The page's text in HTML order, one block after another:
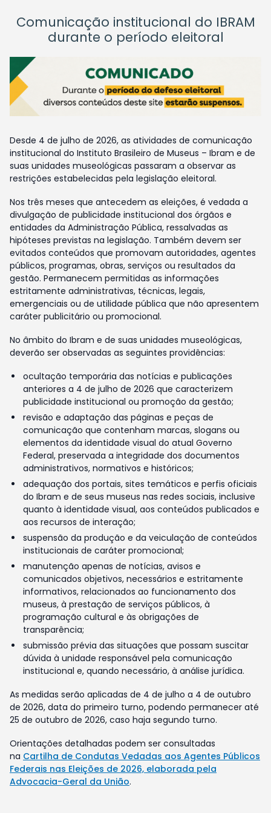
Comunicação institucional do IBRAM
durante o período eleitoral
Desde 4 de julho de 2026, as atividades de comunicação
institucional do Instituto Brasileiro de Museus – Ibram e de
suas unidades museológicas passaram a observar as
restrições estabelecidas pela legislação eleitoral.
Nos três meses que antecedem as eleições, é vedada a
divulgação de publicidade institucional dos órgãos e
entidades da Administração Pública, ressalvadas as
hipóteses previstas na legislação. Também devem ser
evitados conteúdos que promovam autoridades, agentes
públicos, programas, obras, serviços ou resultados da
gestão. Permanecem permitidas as informações
estritamente administrativas, técnicas, legais,
emergenciais ou de utilidade pública que não apresentem
caráter publicitário ou promocional.
No âmbito do Ibram e de suas unidades museológicas,
deverão ser observadas as seguintes providências:
ocultação temporária das notícias e publicações
anteriores a 4 de julho de 2026 que caracterizem
publicidade institucional ou promoção da gestão;
revisão e adaptação das páginas e peças de
comunicação que contenham marcas, slogans ou
elementos da identidade visual do atual Governo
Federal, preservada a integridade dos documentos
administrativos, normativos e históricos;
adequação dos portais, sites temáticos e perfis oficiais
do Ibram e de seus museus nas redes sociais, inclusive
quanto à identidade visual, aos conteúdos publicados e
aos recursos de interação;
suspensão da produção e da veiculação de conteúdos
institucionais de caráter promocional;
manutenção apenas de notícias, avisos e
comunicados objetivos, necessários e estritamente
informativos, relacionados ao funcionamento dos
museus, à prestação de serviços públicos, à
programação cultural e às obrigações de
transparência;
submissão prévia das situações que possam suscitar
dúvida à unidade responsável pela comunicação
institucional e, quando necessário, à análise jurídica.
As medidas serão aplicadas de 4 de julho a 4 de outubro
de 2026, data do primeiro turno, podendo permanecer até
25 de outubro de 2026, caso haja segundo turno.
Orientações detalhadas podem ser consultadas
na Cartilha de Condutas Vedadas aos Agentes Públicos
Federais nas Eleições de 2026, elaborada pela
Advocacia-Geral da União.